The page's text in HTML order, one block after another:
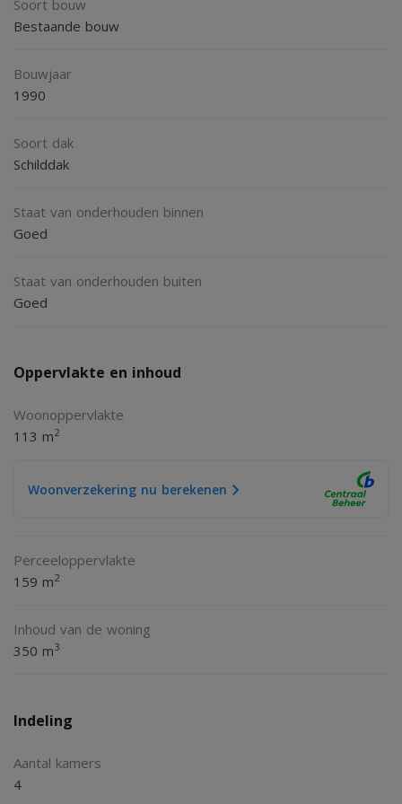
onder de nok.
Zoekt u een ruime, sfeervolle eengezinswoning in
Hellevoetsluis? Dan is deze 4 kamer woning aan de
Chopinstraat zeker een bezichtiging waard!
Soort bouw
Bestaande bouw
Bouwjaar
1990
Soort dak
Schilddak
Staat van onderhouden binnen
Goed
Staat van onderhouden buiten
Goed
Oppervlakte en inhoud
Woonoppervlakte
113 m2
Woonverzekering nu berekenen
Perceeloppervlakte
159 m2
Inhoud van de woning
350 m3
Indeling
Aantal kamers
4